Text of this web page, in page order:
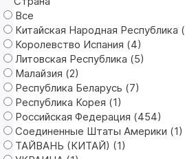
Все
Китайская Народная Республика (
Королевство Испания (4)
Литовская Республика (5)
Малайзия (2)
Республика Беларусь (7)
Республика Корея (1)
Российская Федерация (454)
Соединенные Штаты Америки (1)
ТАЙВАНЬ (КИТАЙ) (1)